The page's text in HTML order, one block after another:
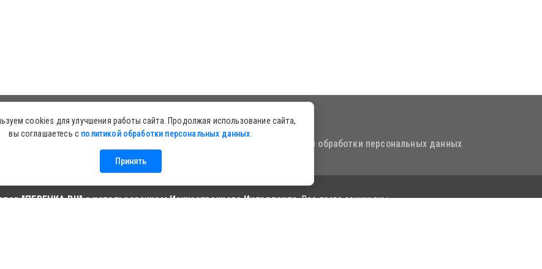
о проекте Политика в отношении обработки персональных данных
"ПЕРЕНКА.RU" с использованием Искусственного Интеллекта. Все права защищены
cookies для улучшения работы сайта. Продолжая использование сайта,
вы соглашаетесь с политикой обработки персональных данных
Принять